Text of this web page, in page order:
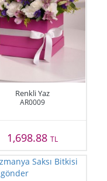
Renkli Yaz
AR0009
1,698.88 TL